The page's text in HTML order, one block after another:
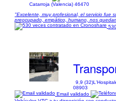
Catarroja (Valencia) 46470
"Excelente, muy profesional, el servicio fue
preocupado, empático, humano, nos
9,9 (32)
08903
Email validado